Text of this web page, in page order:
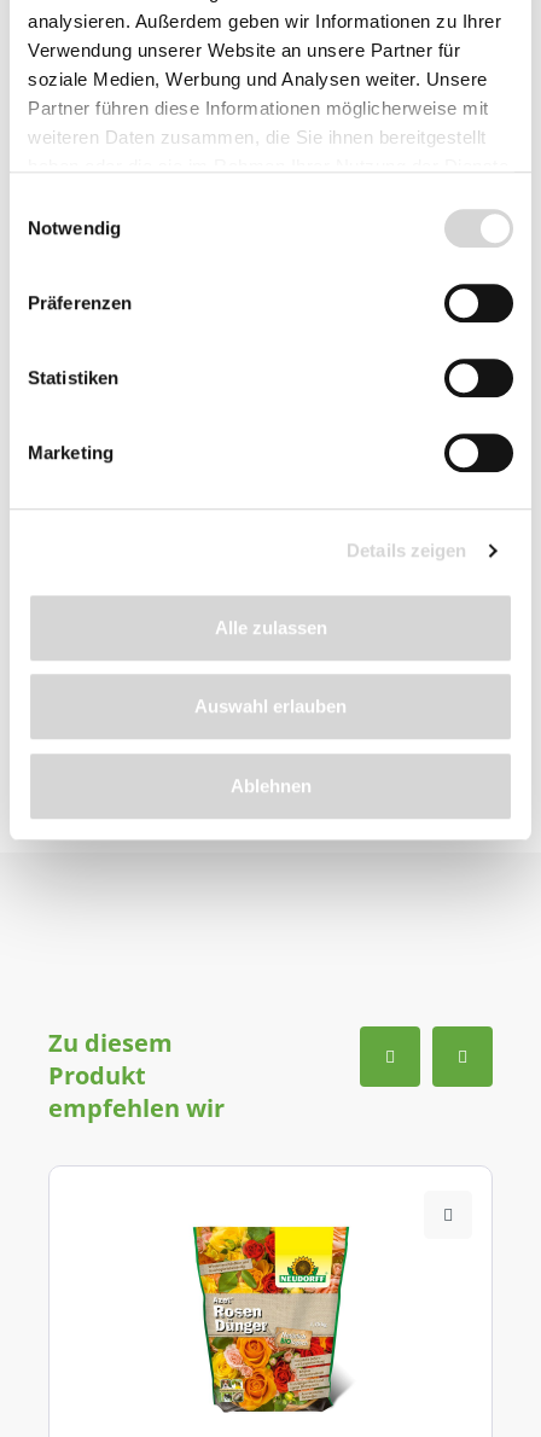
analysieren. Außerdem geben wir Informationen zu Ihrer
Verwendung unserer Website an unsere Partner für
soziale Medien, Werbung und Analysen weiter. Unsere
Partner führen diese Informationen möglicherweise mit
weiteren Daten zusammen, die Sie ihnen bereitgestellt
Notwendig
Präferenzen
Statistiken
Marketing
Details zeigen
Alle zulassen
Auswahl erlauben
Ablehnen
Rose Solero ® - Kordes
A-Qualität, im Container (3 Liter)
Blütenfarbe: zitronengelb
leicht duftend
Bewertungen
Zu diesem
Produkt
empfehlen wir